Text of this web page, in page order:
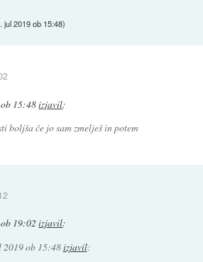
jul 2019 ob 15:48)
15:48izjavil:
boljša če jo sam zmelješ in potem
19:02 izjavil:
2019 ob 15:48izjavil: